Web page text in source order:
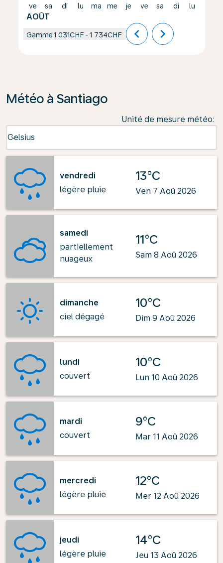
ve
AOÛT
sa di lu ma me je ve sa di lu
Gamme1 031CHF -1 734CHF chevron_left chevron_right
Météo à Santiago
Unité de mesure météo:
Celsius
keyboard_arrow_down
vendredi
légère pluie
13°C
Ven 7 Aoû 2026
samedi
partiellement
nuageux
11°C
Sam 8 Aoû 2026
dimanche
ciel dégagé
10°C
Dim 9 Aoû 2026
lundi
couvert
10°C
Lun 10 Aoû 2026
mardi
couvert
9°C
Mar 11 Aoû 2026
mercredi
légère pluie
12°C
Mer 12 Aoû 2026
jeudi
légère pluie
14°C
Jeu 13 Aoû 2026